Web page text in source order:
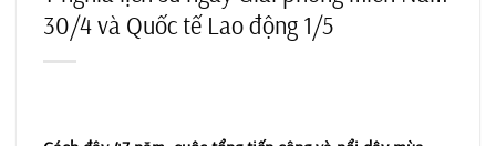
30/4 và Quốc tế Lao động 1/5